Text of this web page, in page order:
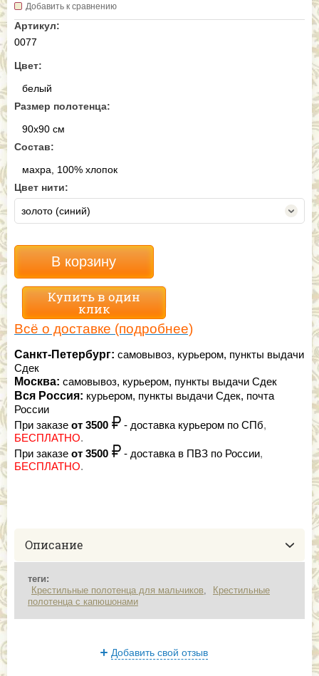
Добавить к сравнению
Артикул:
0077
Цвет:
белый
Размер полотенца:
90х90 см
Состав:
махра, 100% хлопок
Цвет нити:
золото (синий)
В корзину
Купить в один
клик
Всё о доставке (подробнее)
Санкт-Петербург: самовывоз, курьером, пункты выдачи
Сдек
Москва: самовывоз, курьером, пункты выдачи Сдек
Вся Россия: курьером, пункты выдачи Сдек, почта
России
При заказе от 3500 - доставка курьером по СПб,
БЕСПЛАТНО.
При заказе от 3500 - доставка в ПВЗ по России,
БЕСПЛАТНО.
Описание
теги:
Крестильные полотенца для мальчиков,
Крестильные
полотенца с капюшонами
Добавить свой отзыв